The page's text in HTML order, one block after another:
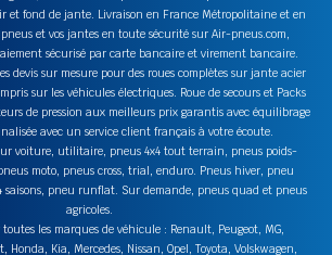
et fond de jante. Livraison en France Métropolitaine et en
pneus et vos jantes en toute sécurité sur Air-pneus.com,
sécurisé par carte bancaire et virement bancaire.
devis sur mesure pour des roues complètes sur jante acier
sur les véhicules électriques. Roue de secours et Packs
de pression aux meilleurs prix garantis avec équilibrage
avec un service client français à votre écoute.
voiture, utilitaire, pneus 4x4 tout terrain, pneus poids-
moto, pneus cross, trial, enduro. Pneus hiver, pneu
saisons, pneu runflat. Sur demande, pneus quad et pneus
agricoles.
les marques de véhicule : Renault, Peugeot, MG,
Honda, Kia, Mercedes, Nissan, Opel, Toyota, Volskwagen,